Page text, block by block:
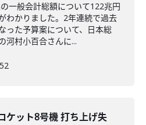
一般会計総額について122兆円
わかりました。2年連続で過去
った予算案について、日本総
河村小百合さんに...
ケット8号機 打ち上げ失